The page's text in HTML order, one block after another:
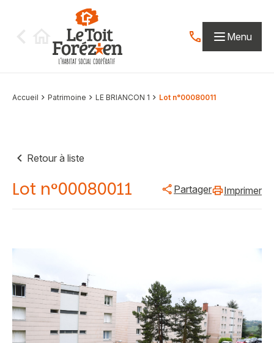
Contactez-nous
Menu
Accueil Patrimoine LE BRIANCON 1 Lot n°00080011
Retour à liste
Lot n°00080011 Partager Imprimer